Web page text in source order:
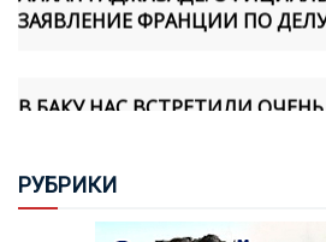
АРМЯНСКИЙ БОРЕЦ
РЕВАНШИСТСКОЕ ФЭНТЕЗИ:
ПЕРЕГНАТЬ АЗЕРБАЙДЖАН? -
РУБРИКИ